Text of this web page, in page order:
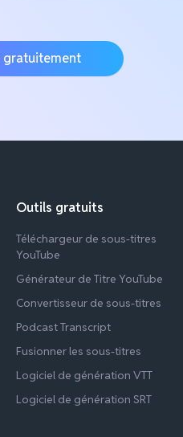
gratuitement
Outils gratuits
Téléchargeur de sous-titres
YouTube
Générateur de Titre YouTube
Convertisseur de sous-titres
Podcast Transcript
Fusionner les sous-titres
Logiciel de génération VTT
Logiciel de génération SRT